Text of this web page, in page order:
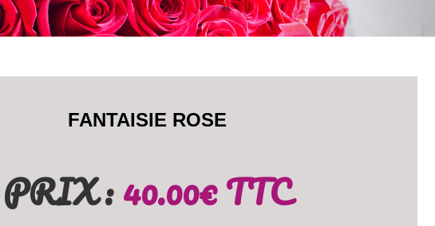
FANTAISIE ROSE
PRIX :40.00€ TTC